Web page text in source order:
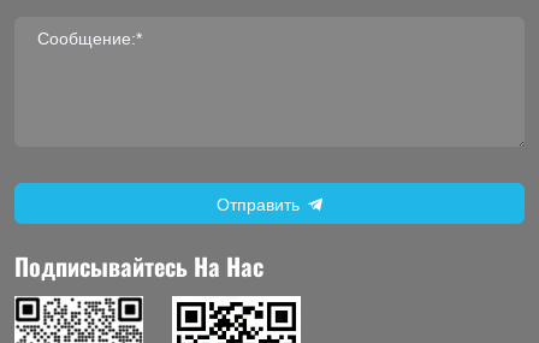
Сообщение:*
Отправить
Подписывайтесь На Нас